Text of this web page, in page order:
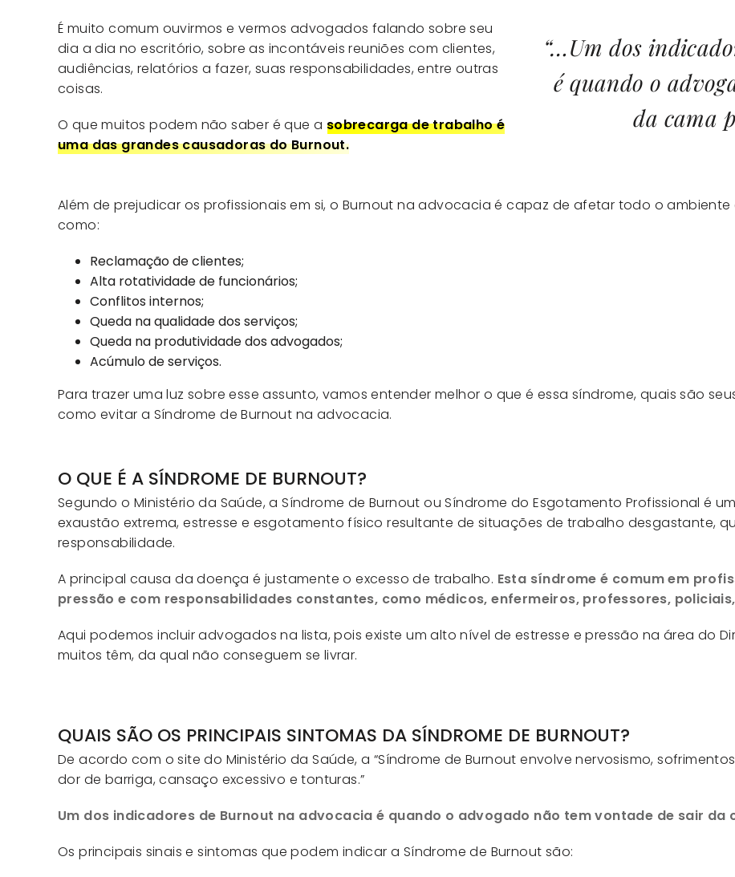
É muito comum ouvirmos e vermos advogados falando sobre seu
dia a dia no escritório, sobre as incontáveis reuniões com clientes,
audiências, relatórios a fazer, suas responsabilidades, entre outras
coisas.
O que muitos podem não saber é que a sobrecarga de trabalho é
uma das grandes causadoras do Burnout.
“…Um dos
é quando o
da cama
Além de prejudicar os profissionais em si, o Burnout na advocacia é capaz de afetar todo o
como:
Reclamação de clientes;
Alta rotatividade de funcionários;
Conflitos internos;
Queda na qualidade dos serviços;
Queda na produtividade dos advogados;
Acúmulo de serviços.
Para trazer uma luz sobre esse assunto, vamos entender melhor o que é essa síndrome, quais são
como evitar a Síndrome de Burnout na advocacia.
O QUE É A SÍNDROME DE BURNOUT?
Segundo o Ministério da Saúde, a Síndrome de Burnout ou Síndrome do Esgotamento Profissional é
exaustão extrema, estresse e esgotamento físico resultante de situações de trabalho desgastante,
responsabilidade.
A principal causa da doença é justamente o excesso de trabalho. Esta síndrome é comum em
pressão e com responsabilidades constantes, como médicos, enfermeiros, professores,
Aqui podemos incluir advogados na lista, pois existe um alto nível de estresse e pressão na área do
muitos têm, da qual não conseguem se livrar.
QUAIS SÃO OS PRINCIPAIS SINTOMAS DA SÍNDROME DE BURNOUT?
De acordo com o site do Ministério da Saúde, a “Síndrome de Burnout envolve nervosismo,
dor de barriga, cansaço excessivo e tonturas.”
Um dos indicadores de Burnout na advocacia é quando o advogado não tem vontade de sair
Os principais sinais e sintomas que podem indicar a Síndrome de Burnout são: